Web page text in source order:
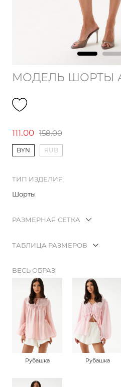
МОДЕЛЬ ШОРТЫ
111.00 158.00
BYN RUB
ТИП ИЗДЕЛИЯ:
Шорты
РАЗМЕРНАЯ СЕТКА
ТАБЛИЦА РАЗМЕРОВ
ВЕСЬ ОБРАЗ:
Рубашка Рубашка